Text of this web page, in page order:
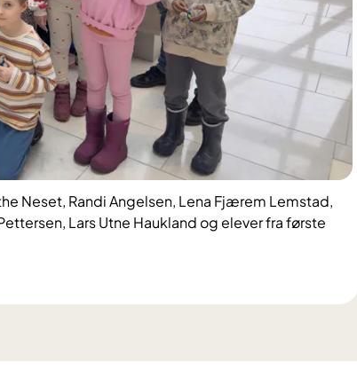
Neset, Randi Angelsen, Lena Fjærem Lemstad,
Lars Utne Haukland og elever fra første